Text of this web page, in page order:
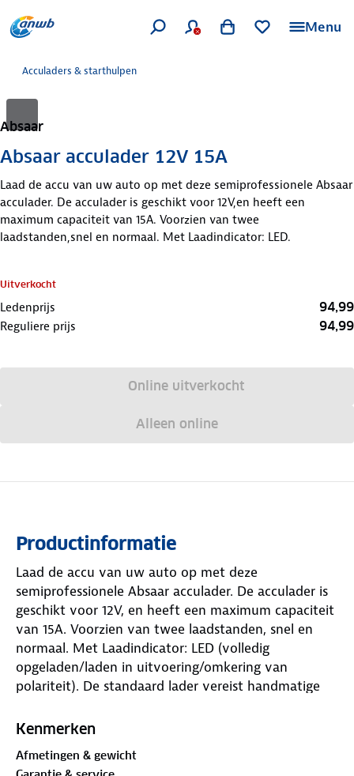
Menu
Acculaders & starthulpen
Absaar
Absaar acculader 12V 15A
Laad de accu van uw auto op met deze semiprofessionele Absaar
acculader. De acculader is geschikt voor 12V,en heeft een
maximum capaciteit van 15A. Voorzien van twee
laadstanden,snel en normaal. Met Laadindicator: LED.
Uitverkocht
Ledenprijs 94,99
Reguliere prijs 94,99
Online uitverkocht
Alleen online
Productinformatie
Laad de accu van uw auto op met deze
semiprofessionele Absaar acculader. De acculader is
geschikt voor 12V, en heeft een maximum capaciteit
van 15A. Voorzien van twee laadstanden, snel en
normaal. Met Laadindicator: LED (volledig
opgeladen/laden in uitvoering/omkering van
polariteit). De standaard lader vereist handmatige
stevige metalen behuizing.
Kenmerken
Afmetingen & gewicht